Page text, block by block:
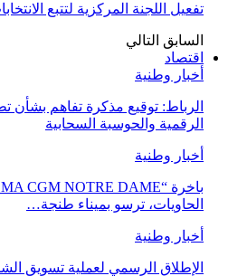
تفعيل اللجنة المركزية لتتبع
السابق التالي
اقتصاد
أخبار وطنية
الرباط: توقيع مذكرة تفاهم بشأن
الرقمية والحوسبة السحابية
أخبار وطنية
الحاويات، ترسو بميناء طنجة…
أخبار وطنية
الإطلاق الرسمي لعملية تسويق